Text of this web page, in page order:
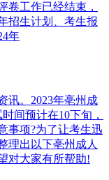
工作已经结束，
招生计划、考生报
年
讯。2023年亳州成
间预计在10下旬，
事项?为了让考生迅
理出以下亳州成人
对大家有所帮助!